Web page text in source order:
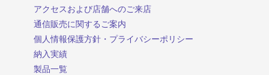
アクセスおよび店舗へのご来店
通信販売に関するご案内
個人情報保護方針・プライバシーポリシー
納入実績
製品一覧